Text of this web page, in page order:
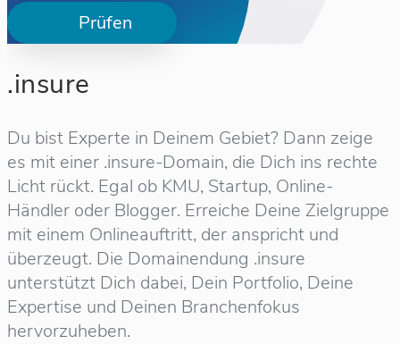
Prüfen
.insure
Du bist Experte in Deinem Gebiet? Dann zeige
es mit einer .insure-Domain, die Dich ins rechte
Licht rückt. Egal ob KMU, Startup, Online-
Händler oder Blogger. Erreiche Deine Zielgruppe
mit einem Onlineauftritt, der anspricht und
überzeugt. Die Domainendung .insure
unterstützt Dich dabei, Dein Portfolio, Deine
Expertise und Deinen Branchenfokus
hervorzuheben.